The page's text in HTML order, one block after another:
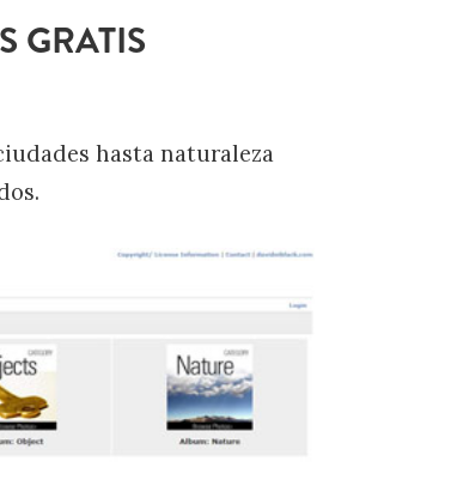
GRATIS
hasta naturaleza